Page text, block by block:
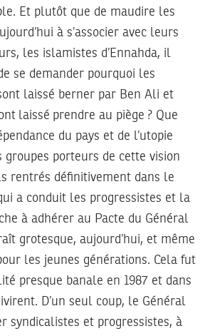
Et plutôt que de maudire les
à s’associer avec leurs
les islamistes d’Ennahda, il
se demander pourquoi les
laissé berner par Ben Ali et
laissé prendre au piège ? Que
du pays et de l’utopie
groupes porteurs de cette vision
rentrés définitivement dans le
a conduit les progressistes et la
à adhérer au Pacte du Général
grotesque, aujourd’hui, et même
les jeunes générations. Cela fut
presque banale en 1987 et dans
D’un seul coup, le Général
syndicalistes et progressistes, à